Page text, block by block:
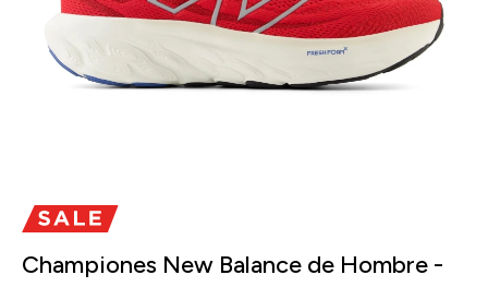
Championes New Balance de Hombre -